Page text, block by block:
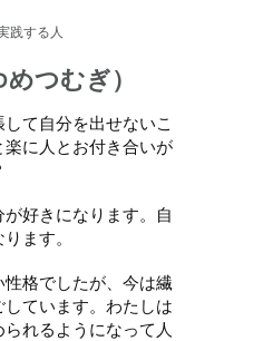
践する人
つむぎ）
て自分を出せないこ
に人とお付き合いが
好きになります。自
ます。
格でしたが、今は繊
ています。わたしは
れるようになって人